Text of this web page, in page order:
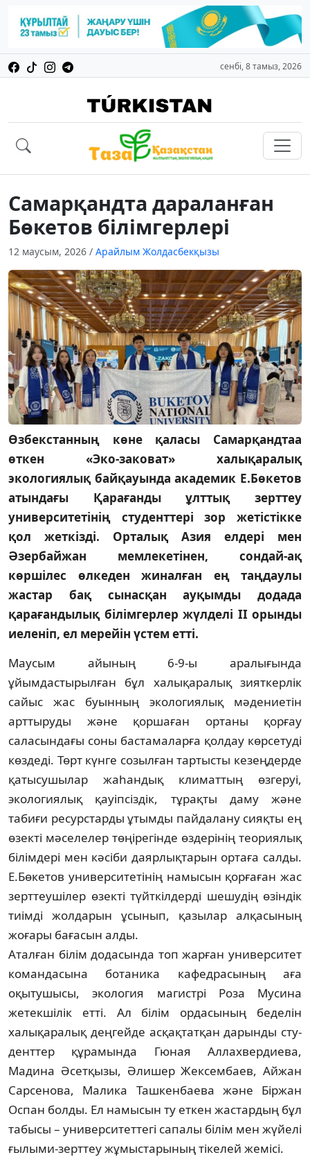
сенбі, 8 тамыз, 2026
Самарқандта дараланған
Бөкетов білімгерлері
12 маусым, 2026 / Арайлым Жолдасбекқызы
Өзбекстанның көне қаласы Самарқандтаа
өткен «Эко-заковат» халықаралық
экологиялық байқауында академик Е.Бөкетов
атындағы Қарағанды ұлттық зерттеу
университетінің студенттері зор жетістікке
қол жеткізді. Орталық Азия елдері мен
Әзербайжан мемлекетінен, сондай-ақ
көршілес өлкеден жиналған ең таңдаулы
жастар бақ сынасқан ауқымды додада
қарағандылық білімгерлер жүлделі ІІ орынды
иеленіп, ел мерейін үстем етті.
Маусым айының 6-9-ы аралығында
ұйымдастырылған бұл халықаралық зияткерлік
сайыс жас буынның экологиялық мәдениетін
арттыруды және қоршаған ортаны қорғау
саласындағы соны бастамаларға қолдау көрсетуді
көздеді. Төрт күнге созылған тартысты кезеңдерде
қатысушылар жаһандық климаттың өзгеруі,
экологиялық қауіпсіздік, тұрақты даму және
табиғи ресурстарды ұтымды пайдалану сияқты ең
өзекті мәселелер төңірегінде өздерінің теориялық
білімдері мен кәсіби даярлықтарын ортаға салды.
Е.Бөкетов университетінің намысын қорғаған жас
зерттеушілер өзекті түйткілдерді шешудің өзіндік
тиімді жолдарын ұсынып, қазылар алқасының
жоғары бағасын алды.
Аталған білім додасында топ жарған университет
коман­дасына ботаника кафедрасының аға
оқытушысы, экология магистрі Роза Мусина
жетекшілік етті. Ал білім ордасының беделін
халықаралық деңгейде асқақтатқан дарынды сту­
денттер құрамында Гюная Аллахвердиева,
Мадина Әсетқызы, Әлишер Жексембаев, Айжан
Сарсенова, Малика Ташкенбаева және Біржан
Оспан болды. Ел намысын ту еткен жастардың бұл
табысы – университеттегі сапалы білім мен жүйелі
ғылыми-зерттеу жұмыстарының тікелей жемісі.